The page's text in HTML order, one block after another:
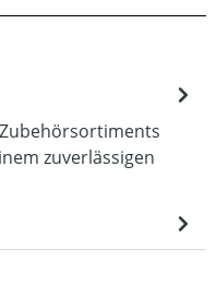
zuverlässigen